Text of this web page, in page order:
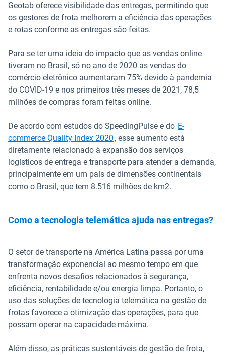
Geotab oferece visibilidade das entregas, permitindo que
os gestores de frota melhorem a eficiência das operações
e rotas conforme as entregas são feitas.
Para se ter uma ideia do impacto que as vendas online
tiveram no Brasil, só no ano de 2020 as vendas do
comércio eletrônico aumentaram 75% devido à pandemia
do COVID-19 e nos primeiros três meses de 2021, 78,5
milhões de compras foram feitas online.
De acordo com estudos do SpeedingPulse e do E-
commerce Quality Index 2020 Abrir em uma nova janela
, esse aumento está
diretamente relacionado à expansão dos serviços
logísticos de entrega e transporte para atender a demanda,
principalmente em um país de dimensões continentais
como o Brasil, que tem 8.516 milhões de km2.
Como a tecnologia telemática ajuda nas entregas?
O setor de transporte na América Latina passa por uma
transformação exponencial ao mesmo tempo em que
enfrenta novos desafios relacionados à segurança,
eficiência, rentabilidade e/ou energia limpa. Portanto, o
uso das soluções de tecnologia telemática na gestão de
frotas favorece a otimização das operações, para que
possam operar na capacidade máxima.
Além disso, as práticas sustentáveis ​​de gestão de frota,